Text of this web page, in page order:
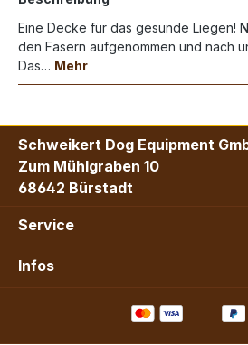
Eine Decke für das gesunde Liegen!
den Fasern aufgenommen und nach
Das… Mehr
Schweikert Dog Equipment
Zum Mühlgraben 10
68642 Bürstadt
Service
Infos